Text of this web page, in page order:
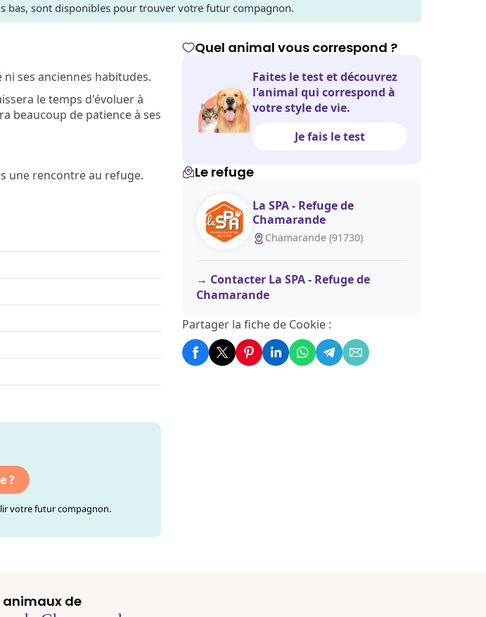
bas, sont disponibles pour trouver votre futur compagnon.
ses anciennes habitudes.
le temps d'évoluer à
beaucoup de patience à ses
une rencontre au refuge.
?
votre futur compagnon.
Quel animal vous correspond ?
Faites le test et découvrez
l'animal qui correspond à
votre style de vie.
Je fais le test
Le refuge
La SPA - Refuge de
Chamarande
Chamarande (91730)
Contacter La SPA - Refuge de
Chamarande
Partager la fiche de Cookie :
animaux de